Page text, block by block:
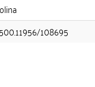
108695